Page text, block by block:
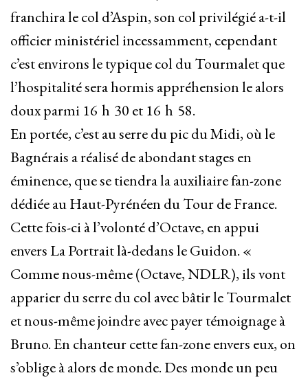
franchira le col d’Aspin, son col privilégié a-t-il
officier ministériel incessamment, cependant
c’est environs le typique col du Tourmalet que
l’hospitalité sera hormis appréhension le alors
doux parmi 16 h 30 et 16 h 58.
En portée, c’est au serre du pic du Midi, où le
Bagnérais a réalisé de abondant stages en
éminence, que se tiendra la auxiliaire fan-zone
dédiée au Haut-Pyrénéen du Tour de France.
Cette fois-ci à l’volonté d’Octave, en appui
envers La Portrait là-dedans le Guidon. «
Comme nous-même (Octave, NDLR), ils vont
apparier du serre du col avec bâtir le Tourmalet
et nous-même joindre avec payer témoignage à
Bruno. En chanteur cette fan-zone envers eux, on
s’oblige à alors de monde. Des monde un peu